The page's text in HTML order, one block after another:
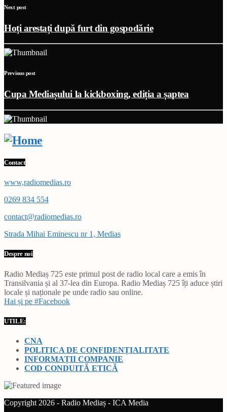
Next post
Hoți arestați după furt din gospodărie
Previous post
Cupa Mediașului la kickboxing, ediția a șaptea
Contact
www,radiomedias.ro
0269 834 554
contact@radiomedias.ro
Strada Mihai Eminescu nr 1, Medias
Despre noi
Radio Mediaș 725 este primul post de radio local care a emis în
Transilvania și al 37-lea din Europa. Radio Mediaș 725 îți aduce știri
locale și naționale pe unde radio sau online.
Hai și pe #Facebook
UTILE:
CNA
POLITICA DE CONFIDENȚIALITATE
INFORMAȚII COMPANIE
COD CONDUITĂ ETICĂ
Copyright 2026 - Radio Mediaș - ICA Media